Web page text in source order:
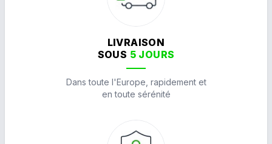
LIVRAISON
SOUS 5 JOURS
Dans toute l'Europe, rapidement et
en toute sérénité